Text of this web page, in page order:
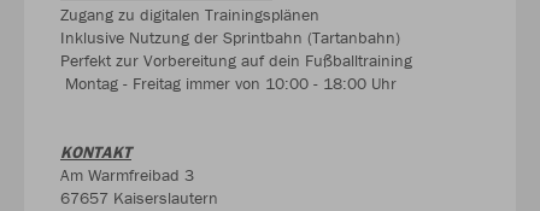
Zugang zu digitalen Trainingsplänen
Inklusive Nutzung der Sprintbahn (Tartanbahn)
Perfekt zur Vorbereitung auf dein Fußballtraining
Montag - Freitag immer von 10:00 - 18:00 Uhr
KONTAKT
Am Warmfreibad 3
67657 Kaiserslautern